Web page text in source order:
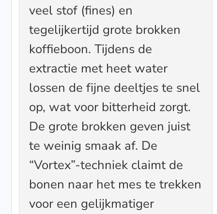
veel stof (fines) en
tegelijkertijd grote brokken
koffieboon. Tijdens de
extractie met heet water
lossen de fijne deeltjes te snel
op, wat voor bitterheid zorgt.
De grote brokken geven juist
te weinig smaak af. De
“Vortex”-techniek claimt de
bonen naar het mes te trekken
voor een gelijkmatiger